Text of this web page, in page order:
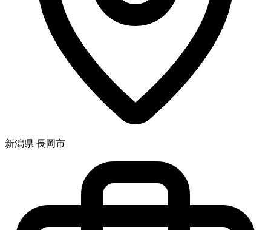
新潟県 長岡市